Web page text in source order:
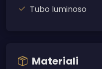
Tubo luminoso
Materiali